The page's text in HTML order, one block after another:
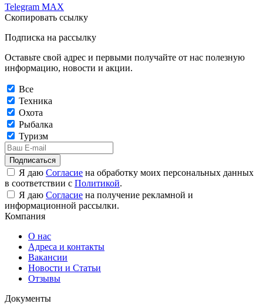
Telegram MAX
Скопировать ссылку
Подписка на рассылку
Оставьте свой адрес и первыми получайте от нас полезную
информацию, новости и акции.
Все
Техника
Охота
Рыбалка
Туризм
Подписаться
Я даю Согласие на обработку моих персональных данных
в соответствии с Политикой.
Я даю Согласие на получение рекламной и
информационной рассылки.
Компания
О нас
Адреса и контакты
Вакансии
Новости и Статьи
Отзывы
Документы